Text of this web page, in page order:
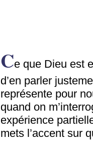
Ce que Dieu est
d’en parler
représente pour
quand on
expérience
mets l’accent sur